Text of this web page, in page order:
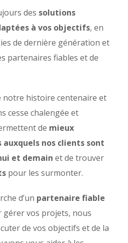
des solutions
à vos objectifs, en
de dernière génération et
partenaires fiables et de
notre histoire centenaire et
cesse chalengée et
de mieux
nos clients sont
et demain et de trouver
pour les surmonter.
d’un partenaire fiable
gérer vos projets, nous
de vos objectifs et de la